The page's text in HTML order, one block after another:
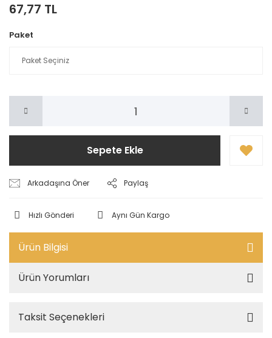
67,77 TL
Paket
Sepete Ekle
Arkadaşına Öner Paylaş
Hızlı Gönderi Aynı Gün Kargo
Ürün Bilgisi
Ürün Yorumları
Taksit Seçenekleri